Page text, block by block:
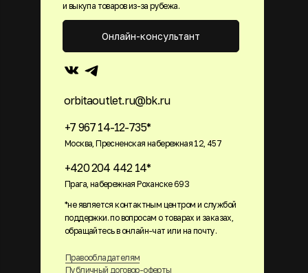
и выкупа товаров из-за рубежа.
+7 967 14-12-735*
Москва, Пресненская набережная 12, 457
+420 204 442 14*
Прага, набережная Роханске 693
orbitaoutlet.ru@bk.ru
Правообладателям
Публичный договор-оферты
Онлайн-консультант
*не является контактным центром и службой
поддержки. по вопросам о товарах и заказах,
обращайтесь в онлайн-чат или на почту.